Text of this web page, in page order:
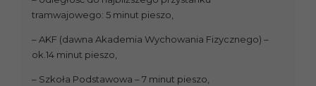
tramwajowego: 5 minut pieszo,
– AKF (dawna Akademia Wychowania Fizycznego) –
ok.14 minut pieszo,
– Szkoła Podstawowa – 7 minut pieszo,